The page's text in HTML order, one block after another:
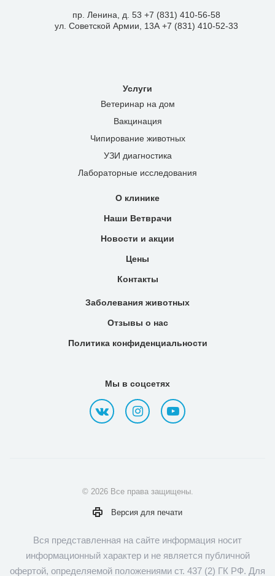
пр. Ленина, д. 53 +7 (831) 410-56-58
ул. Советской Армии, 13А +7 (831) 410-52-33
Услуги
Ветеринар на дом
Вакцинация
Чипирование животных
УЗИ диагностика
Лабораторные исследования
О клинике
Наши Ветврачи
Новости и акции
Цены
Контакты
Заболевания животных
Отзывы о нас
Политика конфиденциальности
Мы в соцсетях
© 2026 Все права защищены.
Версия для печати
Вся представленная на сайте информация носит
информационный характер и не является публичной
офертой, определяемой положениями ст. 437 (2) ГК РФ. Для